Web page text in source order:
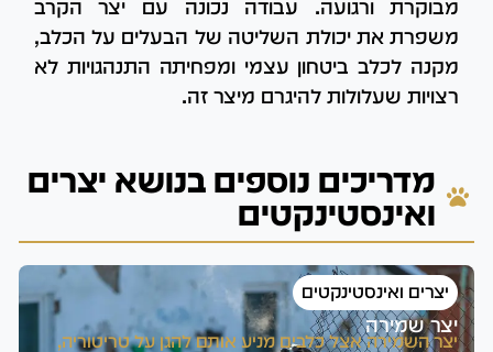
מבוקרת ורגועה. עבודה נכונה עם יצר הקרב
משפרת את יכולת השליטה של הבעלים על הכלב,
מקנה לכלב ביטחון עצמי ומפחיתה התנהגויות לא
רצויות שעלולות להיגרם מיצר זה.
מדריכים נוספים בנושא יצרים
ואינסטינקטים
יצרים ואינסטינקטים
יצר שמירה
יצר השמירה אצל כלבים מניע אותם להגן על טריטוריה,